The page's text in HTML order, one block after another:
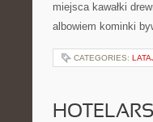
miejsca kawałki
albowiem kominki
CATEGORIES: